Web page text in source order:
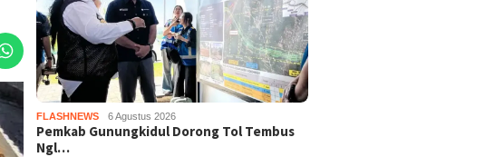
FLASHNEWS 6 Agustus 2026
Pemkab Gunungkidul Dorong Tol Tembus
Ngl…